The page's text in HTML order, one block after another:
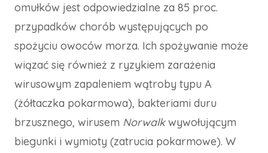
omułków jest odpowiedzialne za 85 proc.
przypadków chorób występujących po
spożyciu owoców morza. Ich spożywanie może
wiązać się również z ryzykiem zarażenia
wirusowym zapaleniem wątroby typu A
(żółtaczka pokarmowa), bakteriami duru
brzusznego, wirusem Norwalkwywołującym
biegunki i wymioty (zatrucia pokarmowe). W